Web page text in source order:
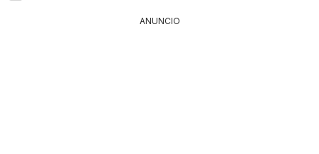
ANUNCIO